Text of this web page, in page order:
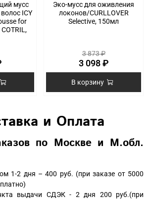
мусс
ICY
for
Эко-мусс для оживления
локонов/CURLLOVER
Selective, 150мл
3 873 ₽
3 098 ₽
В корзину
и Оплата
по Москве и М.обл.
1-2 дня – 400 руб. (при заказе от 5000
выдачи СДЭК - 2 дня 200 руб.(при